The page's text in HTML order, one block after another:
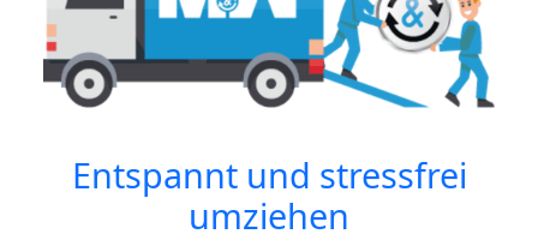
Entspannt und stressfrei
umziehen